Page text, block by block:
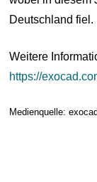
Deutschland fiel.
Weitere
https://
Medienquelle: